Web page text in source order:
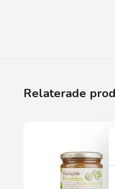
Relaterade